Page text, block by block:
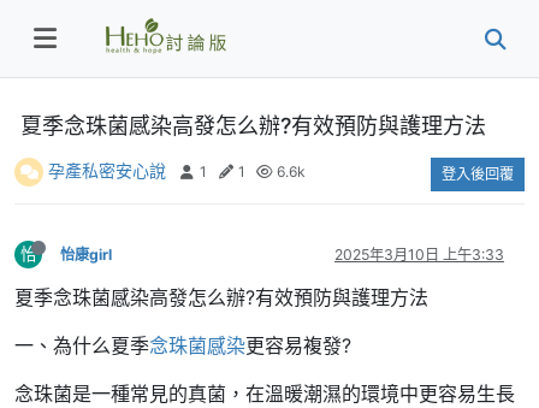
夏季念珠菌感染高發怎么辦?有效預防與護理方法
孕產私密安心說 1 1 6.6k 登入後回覆
怡 怡康girl 2025年3月10日 上午3:33
夏季念珠菌感染高發怎么辦?有效預防與護理方法
一、為什么夏季念珠菌感染更容易複發?
念珠菌是一種常見的真菌，在溫暖潮濕的環境中更容易生長